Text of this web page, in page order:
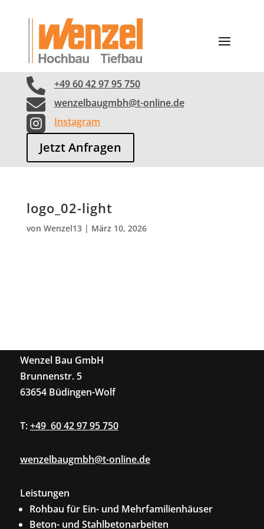
 +49 60 42 97 95 750
 wenzelbaugmbh@t-online.de
 Instagram
Jetzt Anfragen
logo_02-light
von Wenzel13| März 10, 2026
Wenzel Bau GmbH
Brunnenstr. 5
63654 Büdingen-Wolf
T:+49 60 42 97 95 750
wenzelbaugmbh@t-online.de
Leistungen
Rohbau für Ein- und Mehrfamilienhäuser
Beton- und Stahlbetonarbeiten